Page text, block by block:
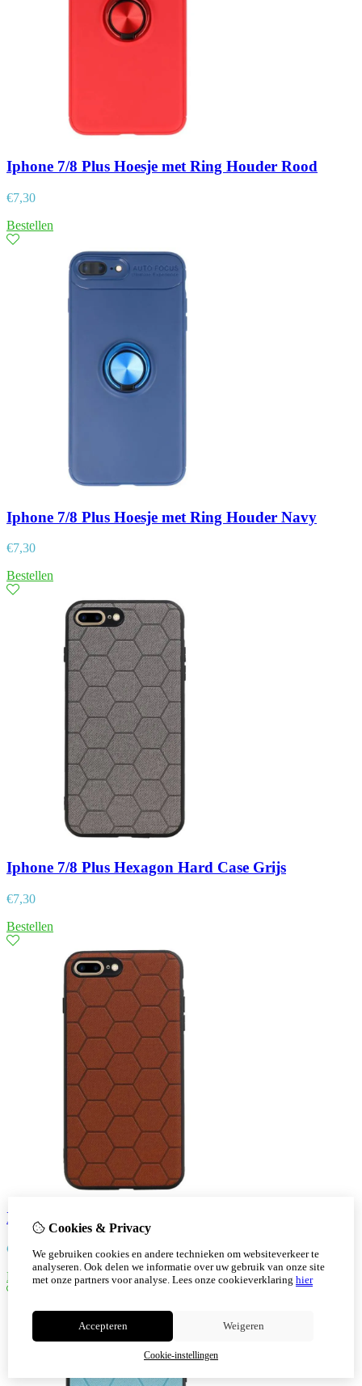
Iphone 7/8 Plus Hoesje met Ring Houder Rood
€7,30
Bestellen
Iphone 7/8 Plus Hoesje met Ring Houder Navy
€7,30
Bestellen
Iphone 7/8 Plus Hexagon Hard Case Grijs
€7,30
Bestellen
Iphone 7/8 Plus Hexagon Hard Case Bruin
€
7,30
Bestellen
Cookies & Privacy
We gebruiken cookies en andere technieken om websiteverkeer te
analyseren. Ook delen we informatie over uw gebruik van onze site
met onze partners voor analyse. Lees onze cookieverklaring hier
Accepteren Weigeren
Cookie-instellingen